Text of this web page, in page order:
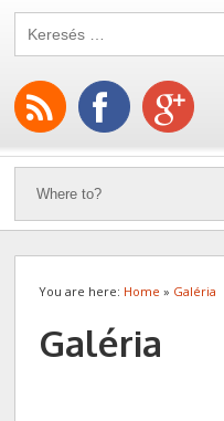
You are here: Home » Galéria
Galéria